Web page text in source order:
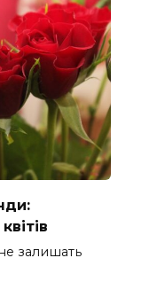
залишать